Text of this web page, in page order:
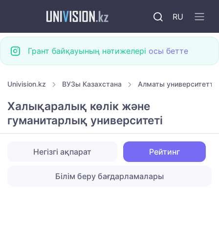
RU
Грант байқауының нәтижелері осы бетте
Univision.kz ВУЗы Казахстана Алматы
Халықаралық көлік және
гуманитарлық университеті
Негізгі ақпарат Рейтинг
Білім беру бағдарламалары